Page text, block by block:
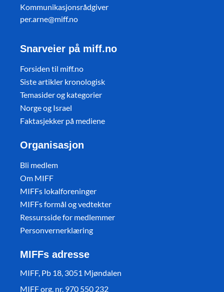
Kommunikasjonsrådgiver
per.arne@miff.no
Snarveier på miff.no
Forsiden til miff.no
Siste artikler kronologisk
Temasider og kategorier
Norge og Israel
Faktasjekker på mediene
Organisasjon
Bli medlem
Om MIFF
MIFFs lokalforeninger
MIFFs formål og vedtekter
Ressursside for medlemmer
Personvernerklæring
MIFFs adresse
MIFF, Pb 18, 3051 Mjøndalen
MIFF org. nr. 970 550 232